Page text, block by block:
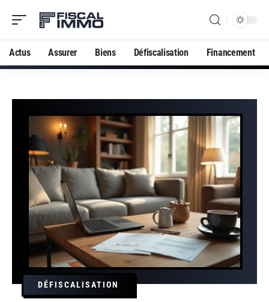
Actus Assurer Biens Défiscalisation Financement
DÉFISCALISATION